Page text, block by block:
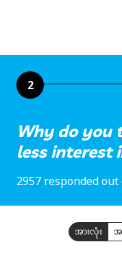
2
Why do you
less interest
2957 responded
အားလုံး